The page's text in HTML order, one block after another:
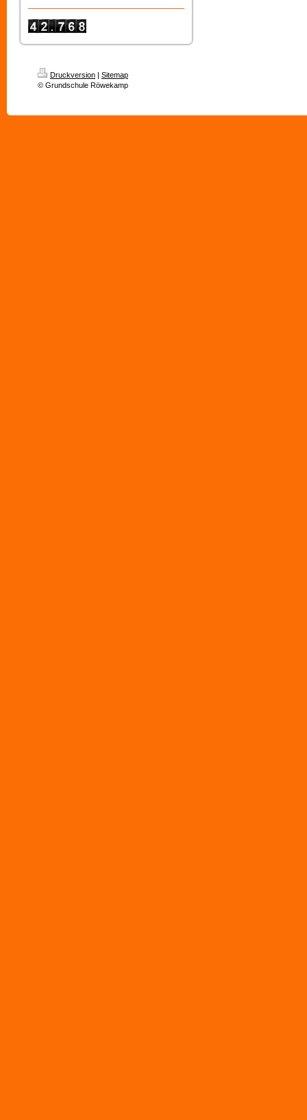
Druckversion | Sitemap
© Grundschule Röwekamp